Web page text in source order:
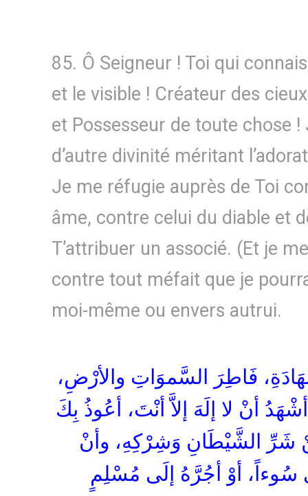
85. Ô Seigneur ! Toi qui
et le visible ! Créateur des
et Possesseur de toute chose !
d’autre divinité méritant
Je me réfugie auprès de Toi
âme, contre celui du diable et
T’attribuer un associé. (Et je
contre tout méfait que je
moi-même ou envers autrui.
فَاطِرَ السَّموَاتِ والأرْضِ،
أنْ لا إلَهَ إلاَّ أنْتَ، أعُوذُ بِكَ
الشَّيْطَانِ وَشِرْكِهِ، وأنْ
أوْ أجُرَّهُ إلَى مُسْلِمٍ